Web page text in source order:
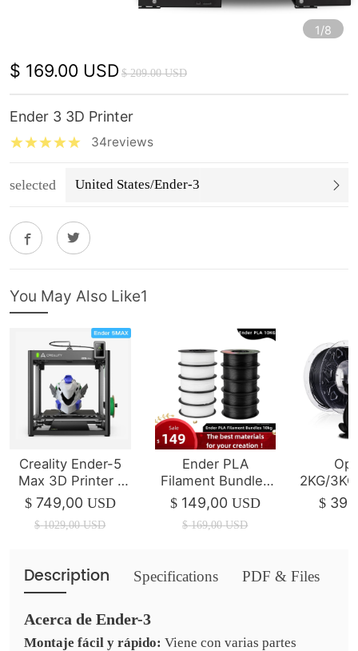
1/8
$ 169.00 USD$ 209.00 USD
Ender 3 3D Printer
34reviews
selected United States/Ender-3
You May Also Like1
Creality Ender-5
Max 3D Printer |
400*400*400mm |
700mm/s
$ 749,00 USD
$ 1029,00 USD
Ender PLA
Filament Bundles
10kg
$ 149,00 USD
$ 169,00 USD
2KG/
$
Description Specifications PDF & Files
Acerca de Ender-3
Montaje fácil y rápido: Viene con varias partes